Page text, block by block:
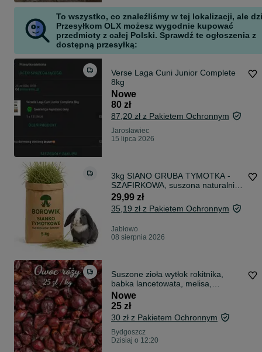
To wszystko, co znaleźliśmy w tej lokalizacji, ale
Przesyłkom OLX możesz wygodnie kupować
przedmioty z całej Polski. Sprawdź te ogłoszenia z
dostępną przesyłką:
Verse Laga Cuni Junior Complete
8kg
Nowe
80 zł
87,20 zł z Pakietem Ochronnym
Jarosławiec
15 lipca 2026
3kg SIANO GRUBA TYMOTKA -
SZAFIRKOWA, suszona naturalnie
" BOROWIK "
29,99 zł
35,19 zł z Pakietem Ochronnym
Jabłowo
08 sierpnia 2026
Suszone zioła wytłok rokitnika,
babka lancetowata, melisa,
czystek, rumianek głóg tarnina
pokrzywa
Nowe
25 zł
30 zł z Pakietem Ochronnym
Bydgoszcz
Dzisiaj o 12:20